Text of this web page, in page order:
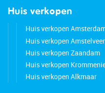
distance
• Major highways
• Energy label: A
• Servicecosts p/m: €
Huis verkopen
Huis verkopen
Huis verkopen
Huis verkopen Zaandam
Huis verkopen
Huis verkopen Alkmaar